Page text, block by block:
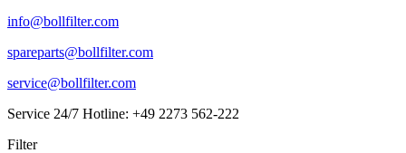
info@bollfilter.com
spareparts@bollfilter.com
service@bollfilter.com
Service 24/7 Hotline: +49 2273 562-222
Filter